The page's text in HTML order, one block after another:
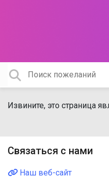
Извините, это страница
Связаться с нами
Наш веб-сайт